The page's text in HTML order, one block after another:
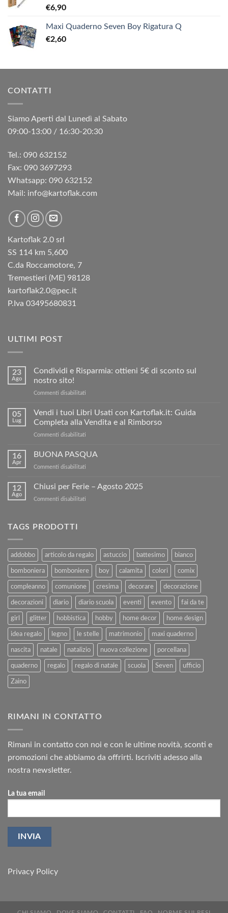
€6,90
Maxi Quaderno Seven Boy Rigatura Q
€2,60
CONTATTI
Siamo Aperti dal Lunedì al Sabato
09:00-13:00 / 16:30-20:30
Tel.: 090 632152
Fax: 090 3697293‬
Whatsapp: 090 632152
Mail: info@kartoflak.com
Kartoflak 2.0 srl
SS 114 km 5,600
C.da Roccamotore, 7
Tremestieri (ME) 98128
kartoflak2.0@pec.it
P.Iva 03495680831
ULTIMI POST
23
Ago
Condividi e Risparmia: ottieni 5€ di sconto sul
nostro sito!
Commenti disabilitati
Risparmia:
sconto
05
Lug
Vendi i tuoi Libri Usati con Kartoflak.it: Guida
Completa alla Vendita e al Rimborso
Commenti disabilitati
i
tuoi
con
Rimborso
16
Apr
BUONA PASQUA
Commenti disabilitati
PASQUA
12
Ago
Chiusi per Ferie – Agosto 2025
Commenti disabilitati
2025
TAGS PRODOTTI
addobbo articolo da regalo astuccio battesimo bianco
bomboniera bomboniere boy calamita colori comix
compleanno comunione cresima decorare decorazione
decorazioni diario diario scuola eventi evento fai da te
girl glitter hobbistica hobby home decor home design
idea regalo legno le stelle matrimonio maxi quaderno
nascita natale natalizio nuova collezione porcellana
quaderno regalo regalo di natale scuola Seven ufficio
Zaino
RIMANI IN CONTATTO
Rimani in contatto con noi e con le ultime novità, sconti e
promozioni che abbiamo da offrirti. Iscriviti adesso alla
nostra newsletter.
La tua email
Privacy Policy